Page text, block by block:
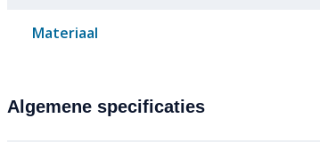
Materiaal
Algemene specificaties